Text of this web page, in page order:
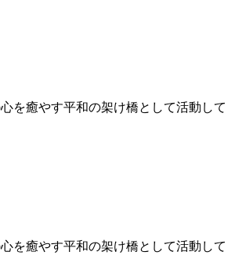
を癒やす平和の架け橋として活動して
を癒やす平和の架け橋として活動して